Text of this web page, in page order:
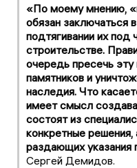
«По моему мнению,
обязан заключаться
подтягивании их под
строительстве.
очередь пресечь эту
памятников и
наследия. Что
имеет смысл
состоят из
конкретные решения,
раздающих указания
Сергей Демидов.